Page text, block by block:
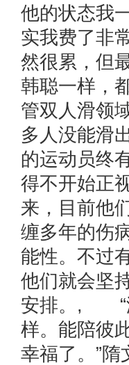
他的状态我
实我费了非
然很累，但
韩聪一样，
管双人滑领
多人没能
的运动员终
得不开始正
来，目前他
缠多年的伤
能性。不过
他们就会坚
安排。, “
样。能陪彼
幸福了。”隋